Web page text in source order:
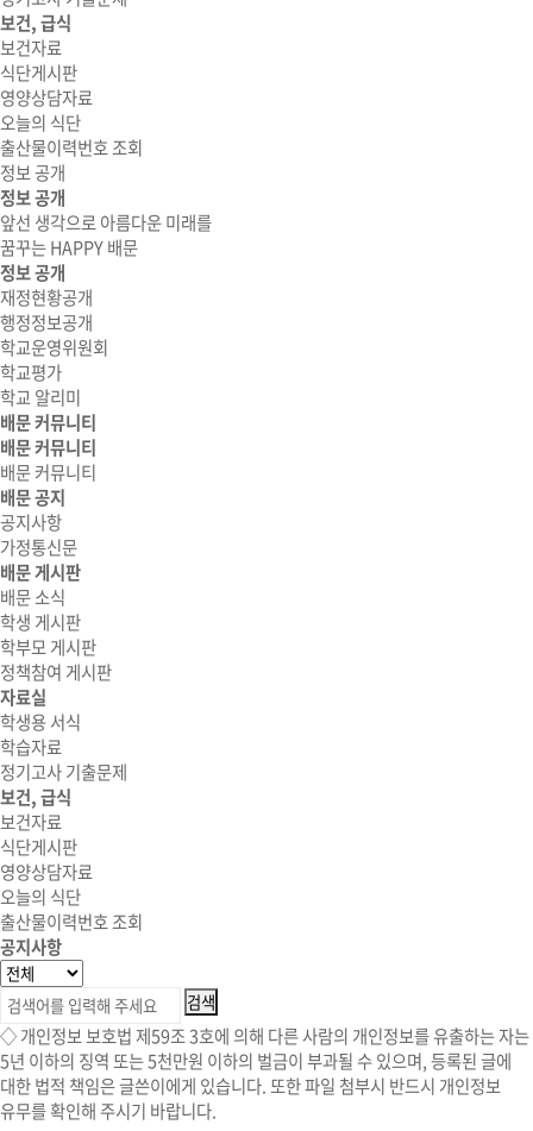
보건, 급식
보건자료
식단게시판
영양상담자료
오늘의 식단
출산물이력번호 조회
정보 공개
정보 공개
앞선 생각으로 아름다운 미래를
꿈꾸는 HAPPY 배문
정보 공개
재정현황공개
행정정보공개
학교운영위원회
학교평가
학교 알리미
배문 커뮤니티
배문 커뮤니티
배문 커뮤니티
배문 공지
공지사항
가정통신문
배문 게시판
배문 소식
학생 게시판
학부모 게시판
정책참여 게시판
자료실
학생용 서식
학습자료
정기고사 기출문제
보건, 급식
보건자료
식단게시판
영양상담자료
오늘의 식단
출산물이력번호 조회
공지사항
◇ 개인정보 보호법 제59조 3호에 의해 다른 사람의 개인정보를 유출하는 자는
5년 이하의 징역 또는 5천만원 이하의 벌금이 부과될 수 있으며, 등록된 글에
대한 법적 책임은 글쓴이에게 있습니다. 또한 파일 첨부시 반드시 개인정보
유무를 확인해 주시기 바랍니다.